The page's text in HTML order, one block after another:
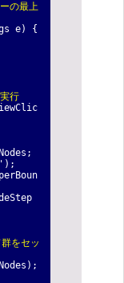
の最上
e) {
行
をセッ